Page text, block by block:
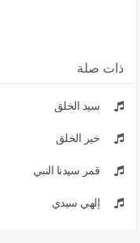
ذات صلة
سيد الخلق
خير الخلق
قمر سيدنا النبي
إلهي سيدي